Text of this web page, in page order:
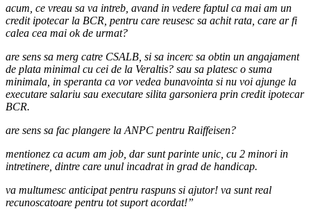
acum, ce vreau sa va intreb, avand in vedere faptul ca mai am un
credit ipotecar la BCR, pentru care reusesc sa achit rata, care ar fi
calea cea mai ok de urmat?
are sens sa merg catre CSALB, si sa incerc sa obtin un angajament
de plata minimal cu cei de la Veraltis? sau sa platesc o suma
minimala, in speranta ca vor vedea bunavointa si nu voi ajunge la
executare salariu sau executare silita garsoniera prin credit ipotecar
BCR.
are sens sa fac plangere la ANPC pentru Raiffeisen?
mentionez ca acum am job, dar sunt parinte unic, cu 2 minori in
intretinere, dintre care unul incadrat in grad de handicap.
va multumesc anticipat pentru raspuns si ajutor! va sunt real
recunoscatoare pentru tot suport acordat!”